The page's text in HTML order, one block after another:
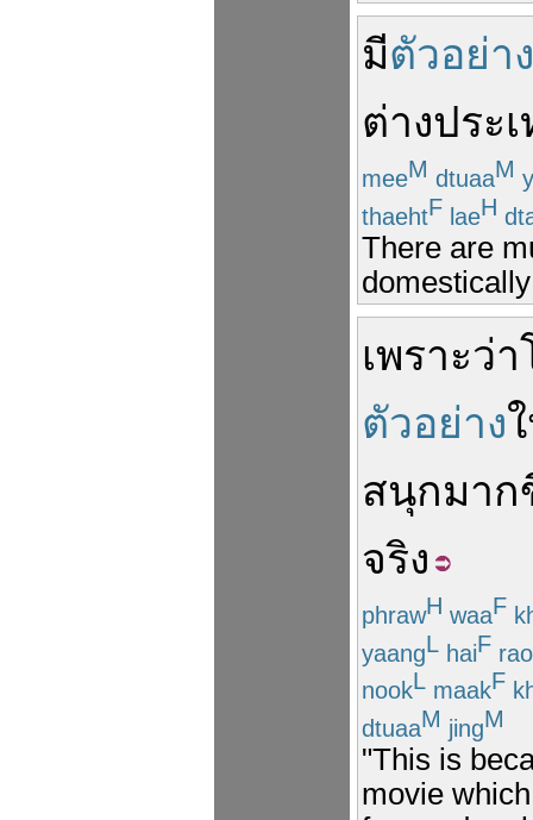
มีตัวอย่าง
ต่างประ
meeM dtuaaM
thaehtF laeH
There are
เพราะว่า
ตัวอย่าง
สนุกมา
จริง
phrawH waaF
yaangL haiF rao
nookL maakF
dtuaaM jingM
"This is
movie